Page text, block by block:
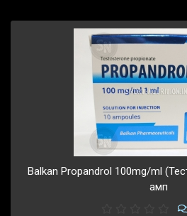
Balkan Propandrol 100mg/ml
амп